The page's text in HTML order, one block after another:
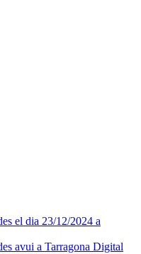
el dia 23/12/2024 a
avui a Tarragona Digital